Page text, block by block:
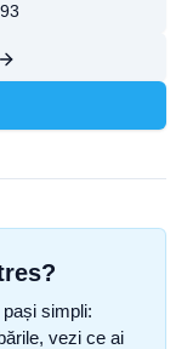
simpli:
vezi ce ai